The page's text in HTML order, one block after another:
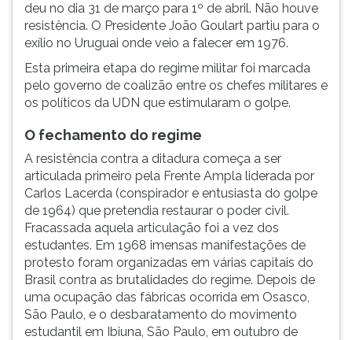
deu no dia 31 de março para 1º de abril. Não houve
resistência. O Presidente João Goulart partiu para o
exílio no Uruguai onde veio a falecer em 1976.
Esta primeira etapa do regime militar foi marcada
pelo governo de coalizão entre os chefes militares e
os políticos da UDN que estimularam o golpe.
O fechamento do regime
A resistência contra a ditadura começa a ser
articulada primeiro pela Frente Ampla liderada por
Carlos Lacerda (conspirador e entusiasta do golpe
de 1964) que pretendia restaurar o poder civil.
Fracassada aquela articulação foi a vez dos
estudantes. Em 1968 imensas manifestações de
protesto foram organizadas em várias capitais do
Brasil contra as brutalidades do regime. Depois de
uma ocupação das fábricas ocorrida em Osasco,
São Paulo, e o desbaratamento do movimento
estudantil em Ibiuna, São Paulo, em outubro de